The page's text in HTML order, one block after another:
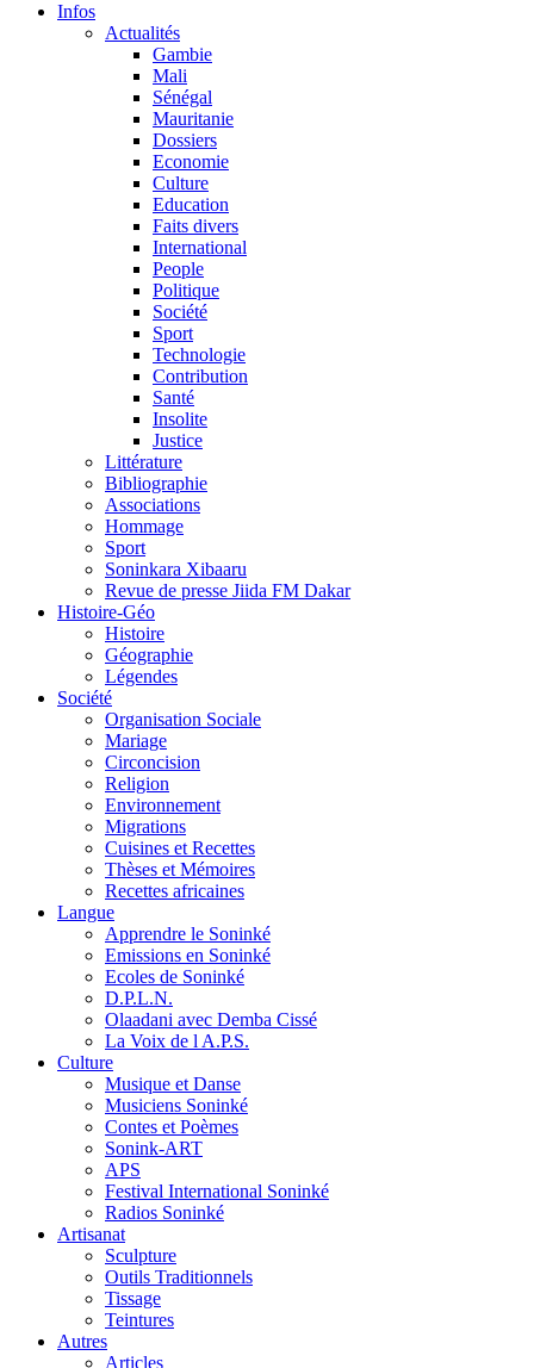
Infos
Actualités
Gambie
Mali
Sénégal
Mauritanie
Dossiers
Economie
Culture
Education
Faits divers
International
People
Politique
Société
Sport
Technologie
Contribution
Santé
Insolite
Justice
Littérature
Bibliographie
Associations
Hommage
Sport
Soninkara Xibaaru
Revue de presse Jiida FM Dakar
Histoire-Géo
Histoire
Géographie
Légendes
Société
Organisation Sociale
Mariage
Circoncision
Religion
Environnement
Migrations
Cuisines et Recettes
Thèses et Mémoires
Recettes africaines
Langue
Apprendre le Soninké
Emissions en Soninké
Ecoles de Soninké
D.P.L.N.
Olaadani avec Demba Cissé
La Voix de l A.P.S.
Culture
Musique et Danse
Musiciens Soninké
Contes et Poèmes
Sonink-ART
APS
Festival International Soninké
Radios Soninké
Artisanat
Sculpture
Outils Traditionnels
Tissage
Teintures
Autres
Articles